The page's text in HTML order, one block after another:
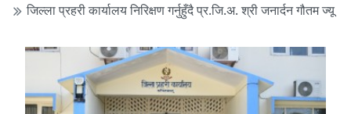
जिल्ला प्रहरी कार्यालय निरिक्षण गर्नुहुँदै प्र.जि.अ. श्री जनार्दन गौतम ज्यू